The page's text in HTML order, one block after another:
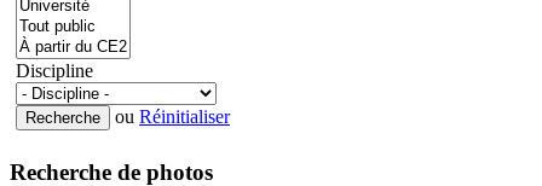
Discipline
ou Réinitialiser
Recherche de photos